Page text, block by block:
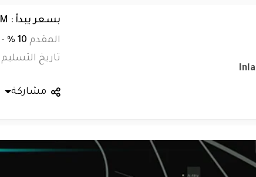
بسعر يبدأ : EGP 10.531M
المقدم 10 %
-
تاريخ التسليم
مشاركة